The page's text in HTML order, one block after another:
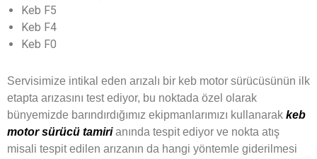
Keb F5
Keb F4
Keb F0
Servisimize intikal eden arızalı bir keb motor sürücüsünün ilk
etapta arızasını test ediyor, bu noktada özel olarak
bünyemizde barındırdığımız ekipmanlarımızı kullanarak keb
motor sürücü tamirianında tespit ediyor ve nokta atış
misali tespit edilen arızanın da hangi yöntemle giderilmesi